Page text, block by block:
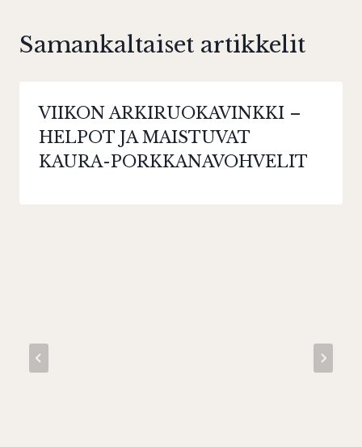
Samankaltaiset artikkelit
VIIKON ARKIRUOKAVINKKI –
HELPOT JA MAISTUVAT
KAURA-PORKKANAVOHVELIT